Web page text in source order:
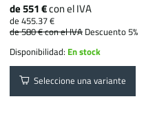
de 551 €con el IVA
de 455.37 €
de 580 €con el IVA Descuento 5%
Disponibilidad: En stock
Seleccione una variante